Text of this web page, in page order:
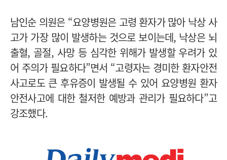
남인순 의원은 “요양병원은 고령 환자가 많아 낙상 사
고가 가장 많이 발생하는 것으로 보이는데, 낙상은 뇌
출혈, 골절, 사망 등 심각한 위해가 발생할 우려가 있
어 주의가 필요하다”면서 “고령자는 경미한 환자안전
사고로도 큰 후유증이 발생될 수 있어 요양병원 환자
안전사고에 대한 철저한 예방과 관리가 필요하다”고
강조했다.